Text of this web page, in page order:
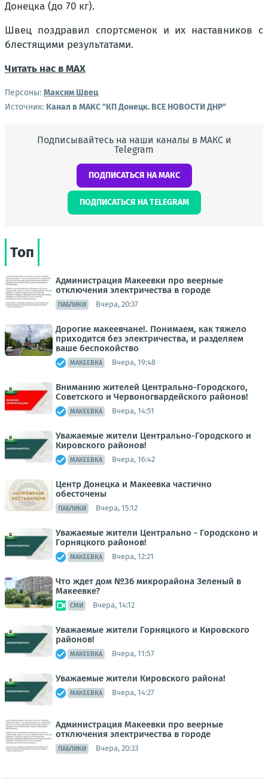
Донецка (до 70 кг).
Швец поздравил спортсменок и их наставников с
блестящими результатами.
Читать нас в МАХ
Персоны: Максим Швец
Источник: Канал в МАКС "КП Донeцк. ВСЕ НОВОСТИ ДНР"
Подписывайтесь на наши каналы в МАКС и
Telegram
ПОДПИСАТЬСЯ НА МАКС
ПОДПИСАТЬСЯ НА TELEGRAM
Топ
Администрация Макеевки про веерные
отключения электричества в городе
ПАБЛИКИ Вчера, 20:37
Дорогие макеевчане!. Понимаем, как тяжело
приходится без электричества, и разделяем
ваше беспокойство
МАКЕЕВКА Вчера, 19:48
Вниманию жителей Центрально-Городского,
Советского и Червоногвардейского районов!
МАКЕЕВКА Вчера, 14:51
Уважаемые жители Центрально-Городского и
Кировского районов!
МАКЕЕВКА Вчера, 16:42
Центр Донецка и Макеевка частично
обесточены
ПАБЛИКИ Вчера, 15:12
Уважаемые жители Центрально - Городсконо и
Горняцкого районов!
МАКЕЕВКА Вчера, 12:21
Что ждет дом №36 микрорайона Зеленый в
Макеевке?
СМИ Вчера, 14:12
Уважаемые жители Горняцкого и Кировского
районов!
МАКЕЕВКА Вчера, 11:57
Уважаемые жители Кировского района!
МАКЕЕВКА Вчера, 14:27
Администрация Макеевки про веерные
отключения электричества в городе
ПАБЛИКИ Вчера, 20:33